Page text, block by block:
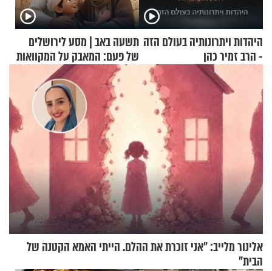
היהדות ויתרונותיה בעולם הזה
- הרב זמיר כהן
תשעה באב | מסע לירושלים
של פעם: המאבק על המקוואות
אלינור מלייב: "אני זוכרת את ההלם. הייתי האמא הקטנה של
הבית"